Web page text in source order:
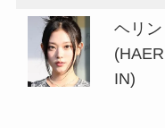
ヘリン
(HAER
IN)